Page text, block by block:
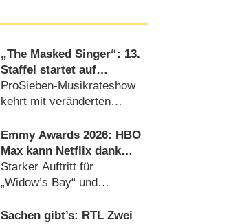
„The Masked Singer“: 13.
Staffel startet auf
überraschendem
Sendeplatz und viel
ProSieben-Musikrateshow
kehrt mit veränderten
(06.08.2026)
Emmy Awards 2026: HBO
Max kann Netflix dank
„The Pitt“ und „Hacks“
auf Abstand halten
Starker Auftritt für
„Widow’s Bay“ und
Sachen gibt’s: RTL Zwei